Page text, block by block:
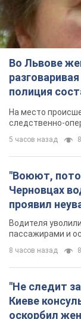
Во Львове
полиция
протокол.
На место
следственно-
5 часов назад
"Воюют,
Черновцах
проявил
военным и
Видео
Водителя
пассажирами и
8 часов назад
"Не следит
Киеве
оскорбил